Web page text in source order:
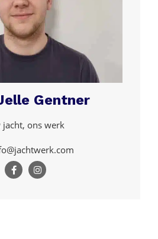
Gentner
jacht, ons werk